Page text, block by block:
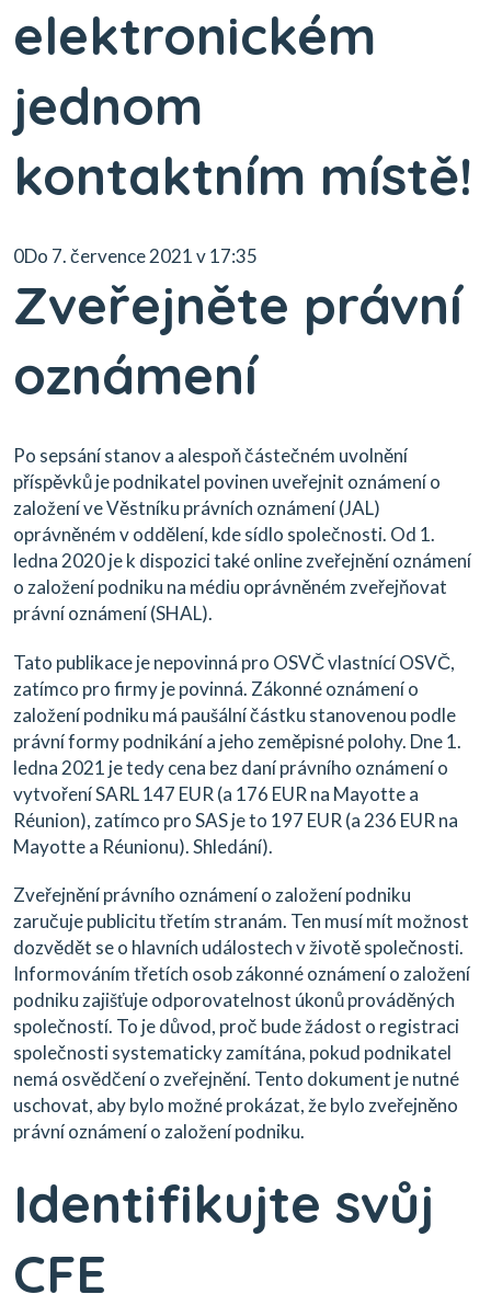
elektronickém
jednom
kontaktním místě!
0Do 7. července 2021 v 17:35
Zveřejněte právní
oznámení
Po sepsání stanov a alespoň částečném uvolnění
příspěvků je podnikatel povinen uveřejnit oznámení o
založení ve Věstníku právních oznámení (JAL)
oprávněném v oddělení, kde sídlo společnosti. Od 1.
ledna 2020 je k dispozici také online zveřejnění oznámení
o založení podniku na médiu oprávněném zveřejňovat
právní oznámení (SHAL).
Tato publikace je nepovinná pro OSVČ vlastnící OSVČ,
zatímco pro firmy je povinná. Zákonné oznámení o
založení podniku má paušální částku stanovenou podle
právní formy podnikání a jeho zeměpisné polohy. Dne 1.
ledna 2021 je tedy cena bez daní právního oznámení o
vytvoření SARL 147 EUR (a 176 EUR na Mayotte a
Réunion), zatímco pro SAS je to 197 EUR (a 236 EUR na
Mayotte a Réunionu). Shledání).
Zveřejnění právního oznámení o založení podniku
zaručuje publicitu třetím stranám. Ten musí mít možnost
dozvědět se o hlavních událostech v životě společnosti.
Informováním třetích osob zákonné oznámení o založení
podniku zajišťuje odporovatelnost úkonů prováděných
společností. To je důvod, proč bude žádost o registraci
společnosti systematicky zamítána, pokud podnikatel
nemá osvědčení o zveřejnění. Tento dokument je nutné
uschovat, aby bylo možné prokázat, že bylo zveřejněno
právní oznámení o založení podniku.
Identifikujte svůj
CFE